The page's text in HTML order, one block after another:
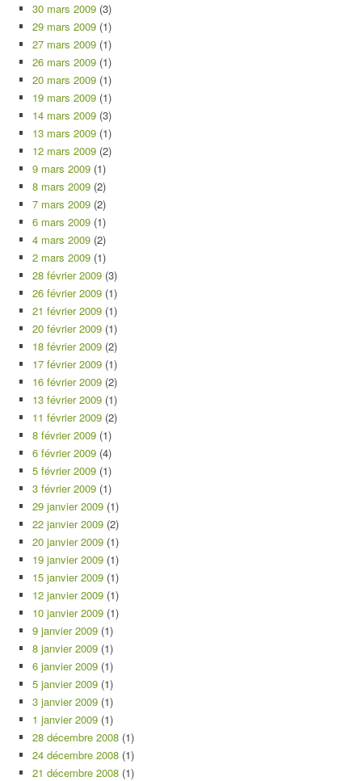
30 mars 2009 (3)
29 mars 2009 (1)
27 mars 2009 (1)
26 mars 2009 (1)
20 mars 2009 (1)
19 mars 2009 (1)
14 mars 2009 (3)
13 mars 2009 (1)
12 mars 2009 (2)
9 mars 2009 (1)
8 mars 2009 (2)
7 mars 2009 (2)
6 mars 2009 (1)
4 mars 2009 (2)
2 mars 2009 (1)
28 février 2009 (3)
26 février 2009 (1)
21 février 2009 (1)
20 février 2009 (1)
18 février 2009 (2)
17 février 2009 (1)
16 février 2009 (2)
13 février 2009 (1)
11 février 2009 (2)
8 février 2009 (1)
6 février 2009 (4)
5 février 2009 (1)
3 février 2009 (1)
29 janvier 2009 (1)
22 janvier 2009 (2)
20 janvier 2009 (1)
19 janvier 2009 (1)
15 janvier 2009 (1)
12 janvier 2009 (1)
10 janvier 2009 (1)
9 janvier 2009 (1)
8 janvier 2009 (1)
6 janvier 2009 (1)
5 janvier 2009 (1)
3 janvier 2009 (1)
1 janvier 2009 (1)
28 décembre 2008 (1)
24 décembre 2008 (1)
21 décembre 2008 (1)